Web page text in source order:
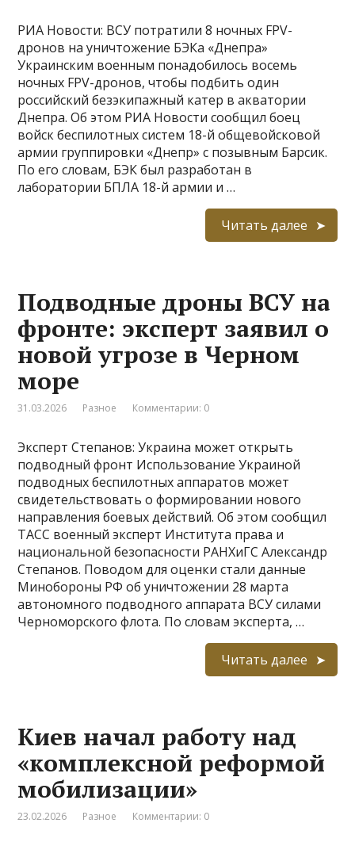
РИА Новости: ВСУ потратили 8 ночных FPV-
дронов на уничтожение БЭКа «Днепра»
Украинским военным понадобилось восемь
ночных FPV-дронов, чтобы подбить один
российский безэкипажный катер в акватории
Днепра. Об этом РИА Новости сообщил боец
войск беспилотных систем 18-й общевойсковой
армии группировки «Днепр» с позывным Барсик.
По его словам, БЭК был разработан в
лаборатории БПЛА 18-й армии и …
Читать далее
Подводные дроны ВСУ на
фронте: эксперт заявил о
новой угрозе в Черном
море
31.03.2026 Разное Комментарии: 0
Эксперт Степанов: Украина может открыть
подводный фронт Использование Украиной
подводных беспилотных аппаратов может
свидетельствовать о формировании нового
направления боевых действий. Об этом сообщил
ТАСС военный эксперт Института права и
национальной безопасности РАНХиГС Александр
Степанов. Поводом для оценки стали данные
Минобороны РФ об уничтожении 28 марта
автономного подводного аппарата ВСУ силами
Черноморского флота. По словам эксперта, …
Читать далее
Киев начал работу над
«комплексной реформой
мобилизации»
23.02.2026 Разное Комментарии: 0